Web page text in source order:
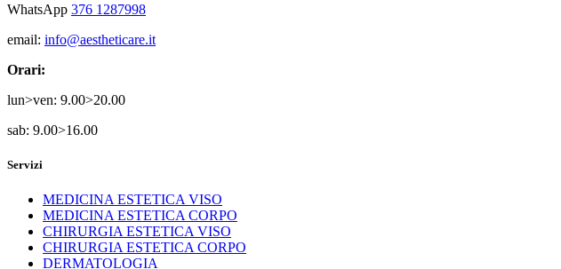
WhatsApp 376 1287998
email: info@aestheticare.it
Orari:
lun>ven: 9.00>20.00
sab: 9.00>16.00
Servizi
MEDICINA ESTETICA VISO
MEDICINA ESTETICA CORPO
CHIRURGIA ESTETICA VISO
CHIRURGIA ESTETICA CORPO
DERMATOLOGIA